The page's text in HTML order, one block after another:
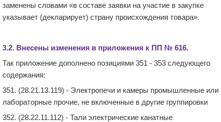
заменены словами «в составе заявки на участие в закупке
указывает (декларирует) страну происхождения товара».
3.2. Внесены изменения в приложения к ПП № 616.
Так приложение дополнено позициями 351 - 353 следующего
содержания:
351. (28.21.13.119) - Электропечи и камеры промышленные или
лабораторные прочие, не включенные в другие группировки
352. (28.22.11.112) - Тали электрические канатные